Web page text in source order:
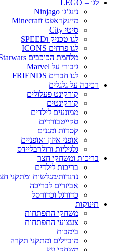
לגו – LEGO
נינג’גו Ninjago
מיינקראפט Minecraft
סיטי City
לגו טכניק וSPEED
לגו פרחים ICONS
מלחמת הכוכבים Starwars
גיבורי על Marvel
לגו חברים FRIENDS
רכיבה על גלגלים
קורקינט פעלולים
קורקינטים
ממונעים לילדים
סקייטבורדים
קסדות ומגנים
אופני איזון ואופניים
גלגיליות ורולרבליידס
בריכות ומשחקי חצר
בריכות לילדים
נדנדות/מגלשות ומתקני חצר
אביזרים לבריכה
כדורגל וכדורסל
תינוקות
משחקי התפתחות
צעצועי התפתחות
בימבות
מוביילים ומתקני תקרה